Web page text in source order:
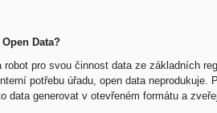
Data?
pro svou činnost data ze základních
potřebu úřadu, open data
data generovat v otevřeném formátu a